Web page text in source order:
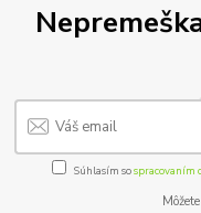
Súhlasím sospracovaním